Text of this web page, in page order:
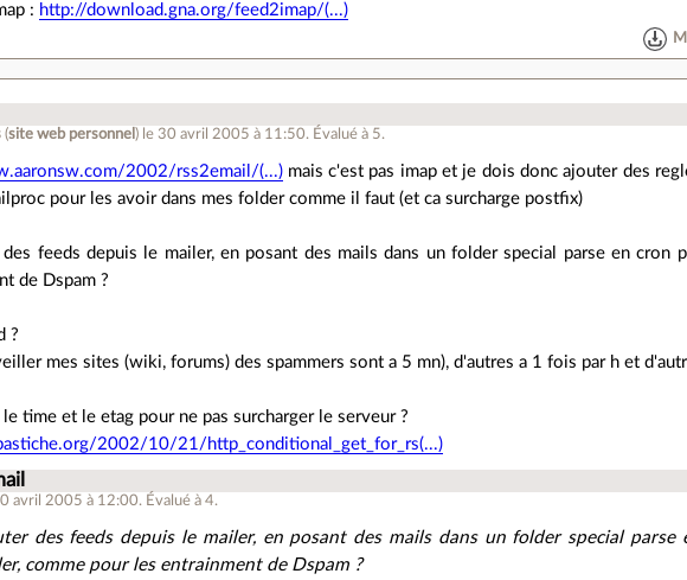
: http://download.gna.org/feed2imap/(...)
(site web personnel ) le 30 avril 2005 à 11:50. Évalué à 5.
2002/rss2email/(...)mais c'est pas imap et je dois donc ajouter des
pour les avoir dans mes folder comme il faut (et ca surcharge postfix)
feeds depuis le mailer, en posant des mails dans un folder special parse en cron
de Dspam ?
?
mes sites (wiki, forums) des spammers sont a 5 mn), d'autres a 1 fois par h et
time et le etag pour ne pas surcharger le serveur ?
2002/10/21/http_conditional_get_for_rs(...)
avril 2005 à 12:00. Évalué à4.
des feeds depuis le mailer, en posant des mails dans un folder special parse
comme pour les entrainment de Dspam ?